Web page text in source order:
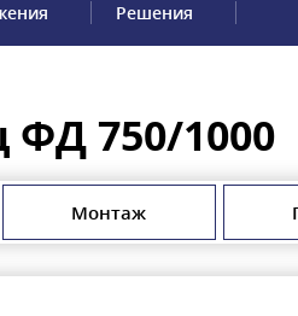
Решения
750/1000
Монтаж